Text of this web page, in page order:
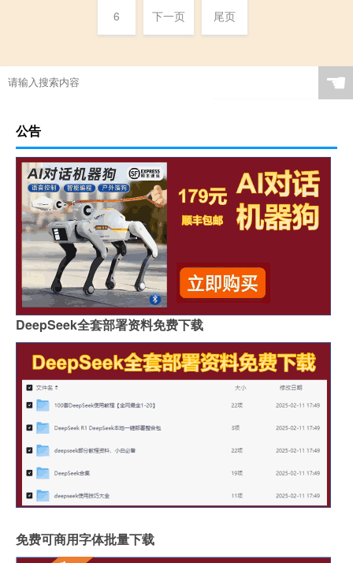
6 下一页 尾页
☚
公告
DeepSeek全套部署资料免费下载
免费可商用字体批量下载